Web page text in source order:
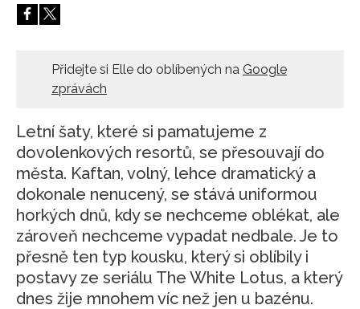
Přidejte si Elle do oblíbených na Google
zprávách
Letní šaty, které si pamatujeme z
dovolenkových resortů, se přesouvají do
města. Kaftan, volný, lehce dramatický a
dokonale nenucený, se stává uniformou
horkých dnů, kdy se nechceme oblékat, ale
zároveň nechceme vypadat nedbale. Je to
přesně ten typ kousku, který si oblíbily i
postavy ze seriálu The White Lotus, a který
dnes žije mnohem víc než jen u bazénu.